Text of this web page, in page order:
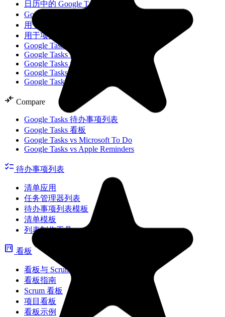
日历中的 Google Tasks
Google Tasks 与 Keep 对比
用于 Workspace 的 Google Tasks
用于项目的 Google Tasks
Google Tasks in Calendar
Google Tasks for Workspace
Google Tasks for Projects
Google Tasks To-Do List
Google Tasks Logo
compare_arrows Compare
Google Tasks 待办事项列表
Google Tasks 看板
Google Tasks vs Microsoft To Do
Google Tasks vs Apple Reminders
checklist 待办事项列表
清单应用
任务管理器列表
待办事项列表模板
清单模板
列表制作工具
view_kanban 看板
看板与 Scrum 对比
看板指南
Scrum 看板
项目看板
看板示例